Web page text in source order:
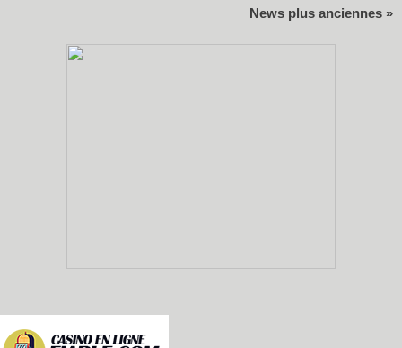
News plus anciennes »